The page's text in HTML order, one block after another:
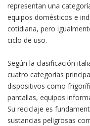
representan una
equipos domésticos e
cotidiana, pero
ciclo de uso.
Según la clasificación
cuatro categorías
dispositivos como
pantallas, equipos
Su reciclaje es
sustancias peligrosas